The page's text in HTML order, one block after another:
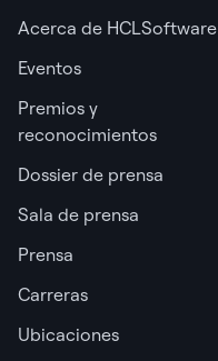
Acerca de HCLSoftware
Eventos
Premios y
reconocimientos
Dossier de prensa
Sala de prensa
Prensa
Carreras
Ubicaciones